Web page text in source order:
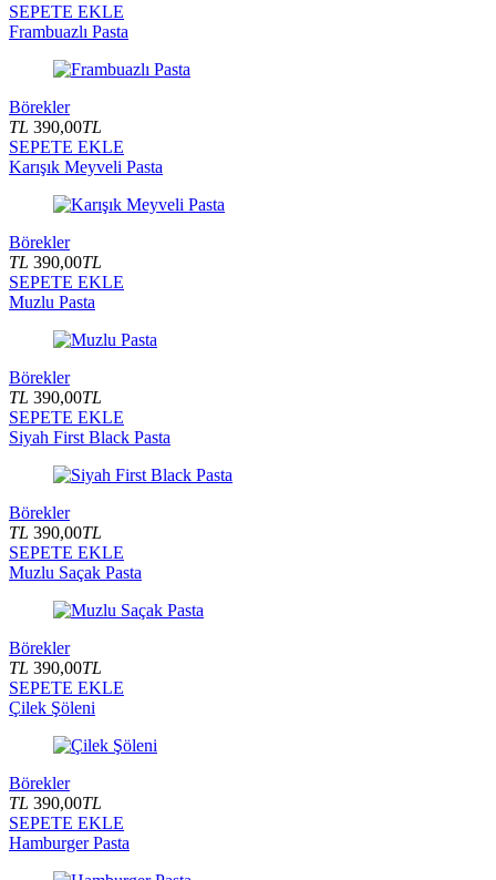
SEPETE EKLE
Frambuazlı Pasta
Börekler
TL 390,00TL
SEPETE EKLE
Karışık Meyveli Pasta
Börekler
TL 390,00TL
SEPETE EKLE
Muzlu Pasta
Börekler
TL 390,00TL
SEPETE EKLE
Siyah First Black Pasta
Börekler
TL 390,00TL
SEPETE EKLE
Muzlu Saçak Pasta
Börekler
TL 390,00TL
SEPETE EKLE
Çilek Şöleni
Börekler
TL 390,00TL
SEPETE EKLE
Hamburger Pasta